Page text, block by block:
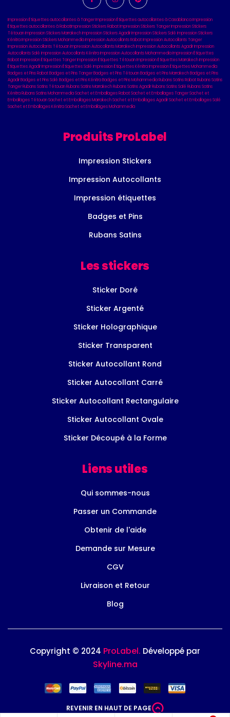
Produits ProLabel
Impression Stickers
Impression Autocollants
Impression étiquettes
Badges et Pins
Rubans Satins
Les stickers
Sticker Doré
Sticker Argenté
Sticker Holographique
Sticker Transparent
Sticker Autocollant Rond
Sticker Autocollant Carré
Sticker Autocollant Rectangulaire
Sticker Autocollant Ovale
Sticker Découpé à la Forme
Liens utiles
Qui sommes-nous
Passer un Commande
Obtenir de l'aide
Demande sur Mesure
CGV
Livraison et Retour
Blog
Impression Étiquettes autocollantes à TangerImpression Étiquettes autocollantes à CasablancaImpression
Étiquettes autocollantes à RabatImpression Stickers RabatImpression Stickers TangerImpression Stickers
TétouanImpression Stickers MarrakechImpression Stickers AgadirImpression Stickers Salé Impression Stickers
KénitraImpression Stickers MohammediaImpression Autocollants RabatImpression Autocollants Tanger
Impression Autocollants TétouanImpression Autocollants MarrakechImpression Autocollants AgadirImpression
Autocollants Salé Impression Autocollants KénitraImpression Autocollants MohammediaImpression Étiquettes
RabatImpression Étiquettes TangerImpression Étiquettes TétouanImpression Étiquettes MarrakechImpression
Étiquettes AgadirImpression Étiquettes Salé Impression Étiquettes KénitraImpression Étiquettes Mohammedia
Badges et Pins RabatBadges et Pins TangerBadges et Pins TétouanBadges et Pins MarrakechBadges et Pins
AgadirBadges et Pins Salé Badges et Pins KénitraBadges et Pins MohammediaRubans Satins RabatRubans Satins
TangerRubans Satins TétouanRubans Satins MarrakechRubans Satins AgadirRubans Satins Salé Rubans Satins
KénitraRubans Satins MohammediaSachet et Emballages RabatSachet et Emballages TangerSachet et
Emballages TétouanSachet et Emballages MarrakechSachet et Emballages AgadirSachet et Emballages Salé
Sachet et Emballages KénitraSachet et Emballages Mohammedia
Copyright © 2024 ProLabel. Développé par
Skyline.ma
REVENIR EN HAUT DE PAGE